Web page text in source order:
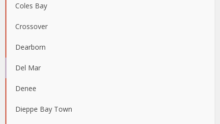
Coles Bay
Crossover
Dearborn
Del Mar
Denee
Dieppe Bay Town